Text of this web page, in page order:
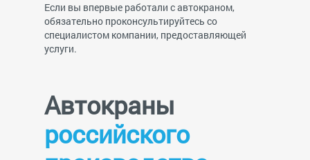
Если вы впервые работали с автокраном,
обязательно проконсультируйтесь со
специалистом компании, предоставляющей
услуги.
Автокраны
российского